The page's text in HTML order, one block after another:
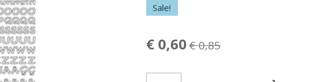
Sale!
€ 0,60€ 0,85